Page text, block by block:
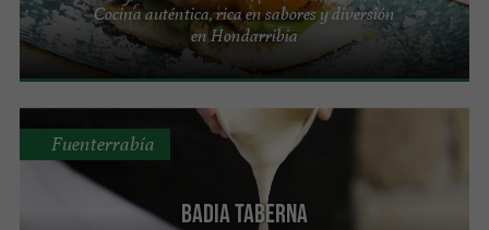
Cocina auténtica, rica en sabores y diversión
en Hondarribia
Badia Taberna
Fuenterrabía